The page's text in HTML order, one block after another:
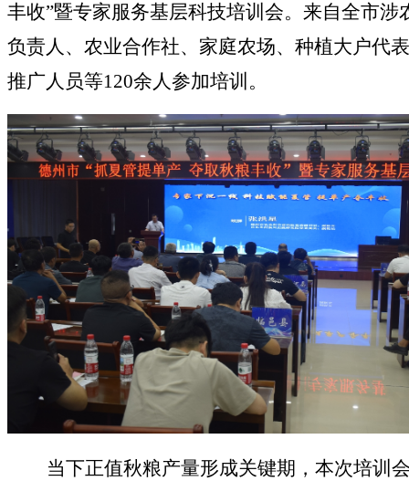
丰收”暨专家服务基层科技培训会。来自全市涉
负责人、农业合作社、家庭农场、种植大户代
推广人员等120余人参加培训。
当下正值秋粮产量形成关键期，本次培训